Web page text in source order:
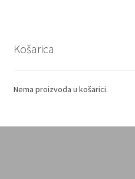
Košarica
Nema proizvoda u košarici.